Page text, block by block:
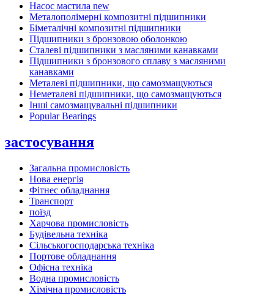
Насос мастила new
Металополімерні композитні підшипники
Біметалічні композитні підшипники
Підшипники з бронзовою оболонкою
Сталеві підшипники з масляними канавками
Підшипники з бронзового сплаву з масляними
канавками
Металеві підшипники, що самозмащуються
Неметалеві підшипники, що самозмащуються
Інші самозмащувальні підшипники
Popular Bearings
застосування
Загальна промисловість
Нова енергія
Фітнес обладнання
Транспорт
поїзд
Харчова промисловість
Будівельна техніка
Сільськогосподарська техніка
Портове обладнання
Офісна техніка
Водна промисловість
Хімічна промисловість